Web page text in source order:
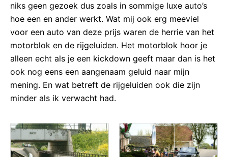
niks geen gezoek dus zoals in sommige luxe auto’s
hoe een en ander werkt. Wat mij ook erg meeviel
voor een auto van deze prijs waren de herrie van het
motorblok en de rijgeluiden. Het motorblok hoor je
alleen echt als je een kickdown geeft maar dan is het
ook nog eens een aangenaam geluid naar mijn
mening. En wat betreft de rijgeluiden ook die zijn
minder als ik verwacht had.